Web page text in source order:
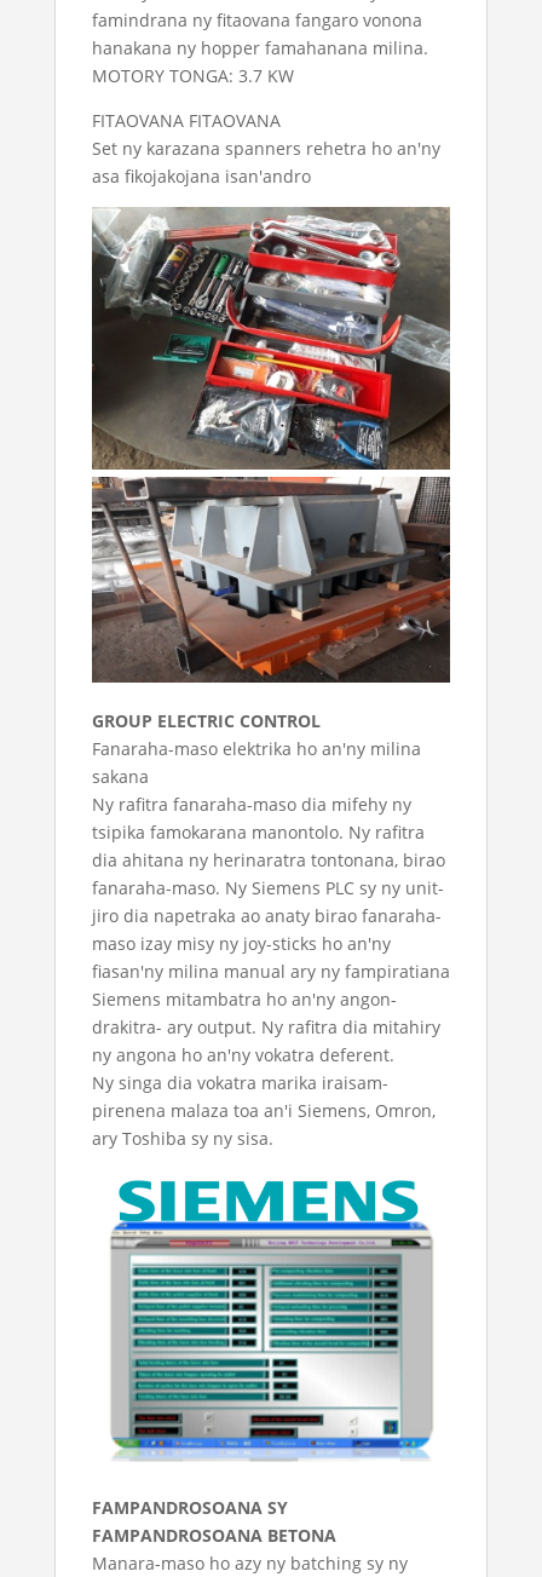
famindrana ny fitaovana fangaro vonona
hanakana ny hopper famahanana milina.
MOTORY TONGA: 3.7 KW
FITAOVANA FITAOVANA
Set ny karazana spanners rehetra ho an'ny
asa fikojakojana isan'andro
GROUP ELECTRIC CONTROL
Fanaraha-maso elektrika ho an'ny milina
sakana
Ny rafitra fanaraha-maso dia mifehy ny
tsipika famokarana manontolo. Ny rafitra
dia ahitana ny herinaratra tontonana, birao
fanaraha-maso. Ny Siemens PLC sy ny unit-
jiro dia napetraka ao anaty birao fanaraha-
maso izay misy ny joy-sticks ho an'ny
fiasan'ny milina manual ary ny fampiratiana
Siemens mitambatra ho an'ny angon-
drakitra- ary output. Ny rafitra dia mitahiry
ny angona ho an'ny vokatra deferent.
Ny singa dia vokatra marika iraisam-
pirenena malaza toa an'i Siemens, Omron,
ary Toshiba sy ny sisa.
FAMPANDROSOANA SY
FAMPANDROSOANA BETONA
Manara-maso ho azy ny batching sy ny